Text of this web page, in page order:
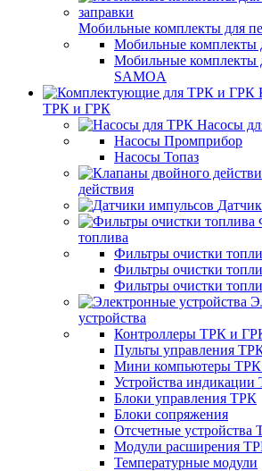
Мобильные комплекты для
Мобильные комплекты
Мобильные комплекты
SAMOA
ТРК и ГРК
Насосы
Насосы Промприбор
Насосы Топаз
действия
топлива
Фильтры очистки
Фильтры очистки
Фильтры очистки
устройства
Контроллеры ТРК и
Пульты управления
Мини компьютеры
Устройства
Блоки управления ТРК
Блоки сопряжения
Отсчетные
Модули расширения
Температурные модули